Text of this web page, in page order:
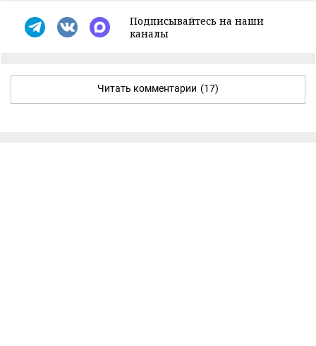
Подписывайтесь на наши
каналы
Читать комментарии (17)